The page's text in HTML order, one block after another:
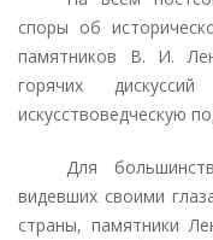
споры об
памятников В. И.
горячих
искусствоведческую
Для
видевших своими
страны, памятники